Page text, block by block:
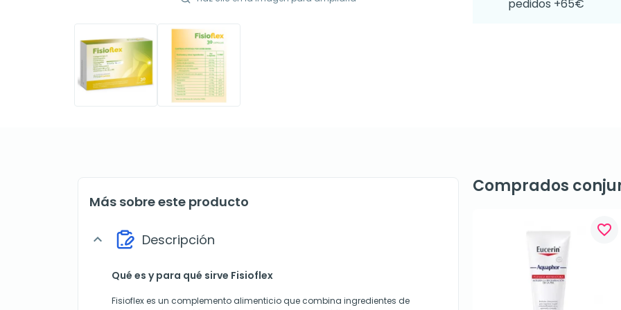
pedidos +65€
Más sobre este producto
expand_more Descripción
Qué es y para qué sirve Fisioflex
Fisioflex es un complemento alimenticio que combina ingredientes de
Comprados
favorite_border